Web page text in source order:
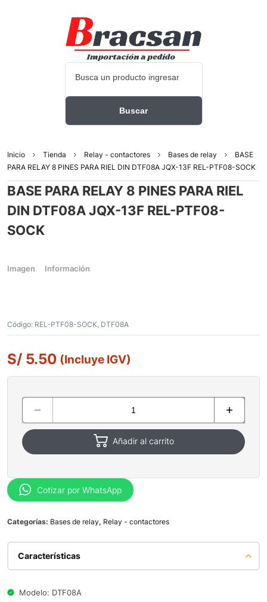
Inicio Tienda Relay - contactores Bases de relay
BASE
PARA RELAY 8 PINES PARA RIEL DIN DTF08A JQX-13F REL-PTF08-SOCK
BASE PARA RELAY 8 PINES PARA RIEL
DIN DTF08A JQX-13F REL-PTF08-
SOCK
Imagen Información
Código: REL-PTF08-SOCK, DTF08A
S/ 5.50 (Incluye IGV)
Añadir al carrito
Cotizar por WhatsApp
Categorías: Bases de relay, Relay - contactores
Características
Modelo: DTF08A